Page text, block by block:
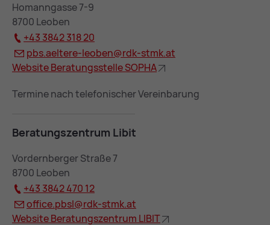
Homanngasse 7-9
8700 Leoben
+43 3842 318 20
pbs.ael­te­re-leo­ben@rdk-stmk.at
Web­site Be­ra­tungs­stel­le SO­PHA
Termine nach telefonischer Vereinbarung
Be­ra­tungs­zen­trum Li­bit
Vordernberger Straße 7
8700 Leoben
+43 3842 470 12
of­fice.pbsl@rdk-stmk.at
Web­site Be­ra­tungs­zen­trum LI­BIT